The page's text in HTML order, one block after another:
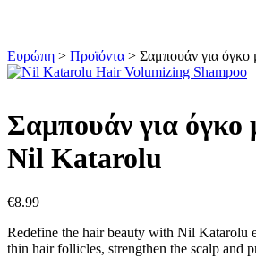
Ευρώπη > Προϊόντα > Σαμπουάν για
Σαμπουάν για όγκο
Nil Katarolu
€8.99
Redefine the hair beauty with Nil Katarolu
thin hair follicles, strengthen the scalp and